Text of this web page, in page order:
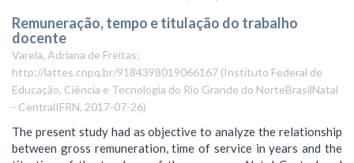
Remuneração, tempo e titulação do trabalho
docente
Varela, Adriana de Freitas;
http://lattes.cnpq.br/9184398019066167 (Instituto Federal de
Educação, Ciência e Tecnologia do Rio Grande do NorteBrasilNatal
- CentralIFRN, 2017-07-26)
The present study had as objective to analyze the relationship
between gross remuneration, time of service in years and the